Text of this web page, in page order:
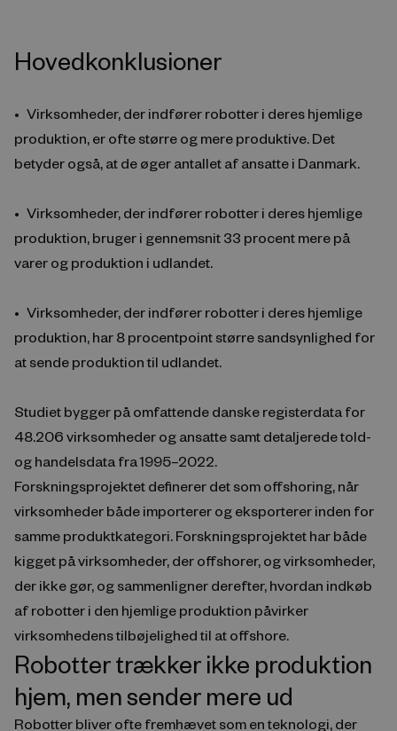
Hovedkonklusioner
Virksomheder, der indfører robotter i deres hjemlige
produktion, er ofte større og mere produktive. Det
betyder også, at de øger antallet af ansatte i Danmark.
Virksomheder, der indfører robotter i deres hjemlige
produktion, bruger i gennemsnit 33 procent mere på
varer og produktion i udlandet.
Virksomheder, der indfører robotter i deres hjemlige
produktion, har 8 procentpoint større sandsynlighed for
at sende produktion til udlandet.
Studiet bygger på omfattende danske registerdata for
48.206 virksomheder og ansatte samt detaljerede told-
og handelsdata fra 1995–2022.
Forskningsprojektet definerer det som offshoring, når
virksomheder både importerer og eksporterer inden for
samme produktkategori. Forskningsprojektet har både
kigget på virksomheder, der offshorer, og virksomheder,
der ikke gør, og sammenligner derefter, hvordan indkøb
af robotter i den hjemlige produktion påvirker
virksomhedens tilbøjelighed til at offshore.
Robotter trækker ikke produktion
hjem, men sender mere ud
Robotter bliver ofte fremhævet som en teknologi, der